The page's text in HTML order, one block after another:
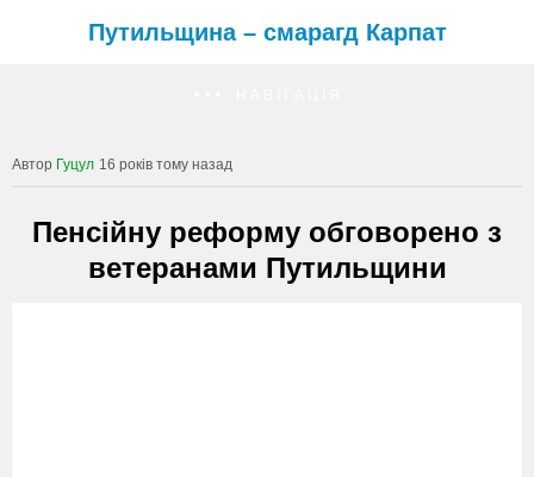
Путильщина – смарагд Карпат
Гуцул 16 років тому назад
Пенсійну реформу обговорено з
ветеранами Путильщини